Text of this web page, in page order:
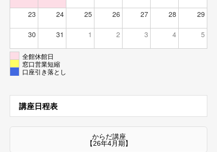
23 24 25 26 27 28 29
30 31 1 2 3 4 5
全館休館日
窓口営業短縮
口座引き落とし
講座日程表
からだ講座
【26年4月期】